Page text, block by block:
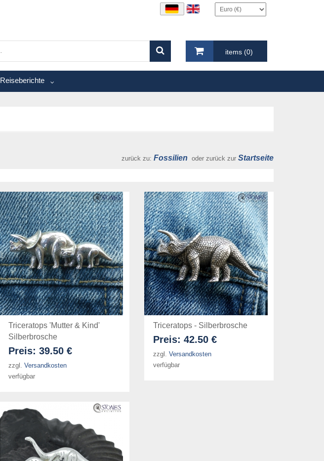
items (0)
Reiseberichte
zurück zu: Fossilien oder zurück zur Startseite
Triceratops 'Mutter & Kind'
Silberbrosche
Preis: 39.50 €
zzgl. Versandkosten
verfügbar
Triceratops - Silberbrosche
Preis: 42.50 €
zzgl. Versandkosten
verfügbar